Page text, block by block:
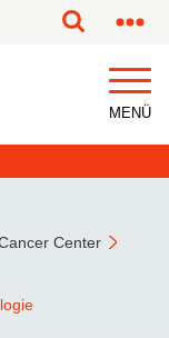
MENÜ
Center